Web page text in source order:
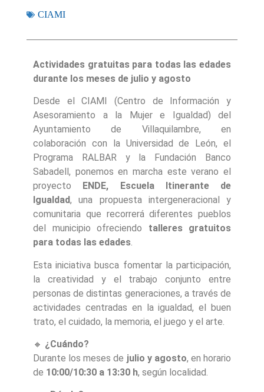
CIAMI
Actividades gratuitas para todas las edades
durante los meses de julio y agosto
Desde el CIAMI (Centro de Información y
Asesoramiento a la Mujer e Igualdad) del
Ayuntamiento de Villaquilambre, en
colaboración con la Universidad de León, el
Programa RALBAR y la Fundación Banco
Sabadell, ponemos en marcha este verano el
proyecto ENDE, Escuela Itinerante de
Igualdad, una propuesta intergeneracional y
comunitaria que recorrerá diferentes pueblos
del municipio ofreciendo talleres gratuitos
para todas las edades.
Esta iniciativa busca fomentar la participación,
la creatividad y el trabajo conjunto entre
personas de distintas generaciones, a través de
actividades centradas en la igualdad, el buen
trato, el cuidado, la memoria, el juego y el arte.
🔸 ¿Cuándo?
Durante los meses de julio y agosto, en horario
de 10:00/10:30 a 13:30 h, según localidad.